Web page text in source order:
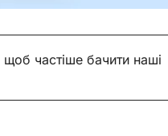
щоб частіше бачити наші